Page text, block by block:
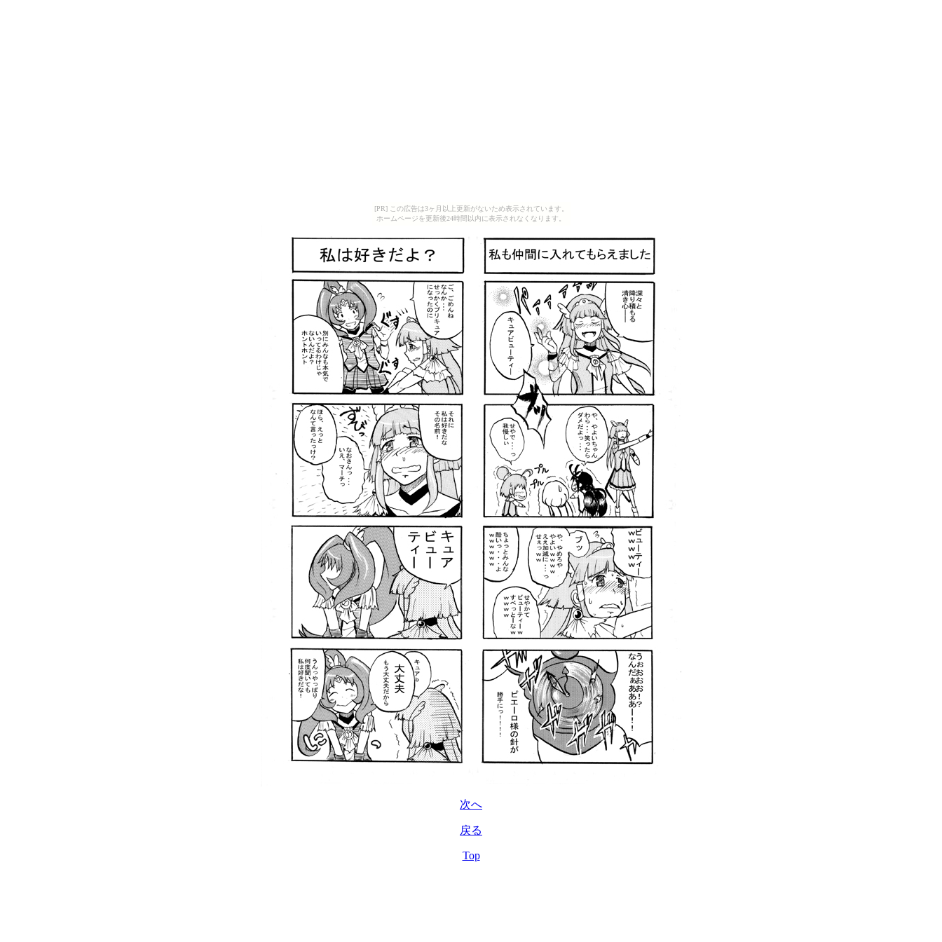
[PR] この広告は3ヶ月以上更新がないため表示されています。
ホームページを更新後24時間以内に表示されなくなります。
次へ
戻る
Top